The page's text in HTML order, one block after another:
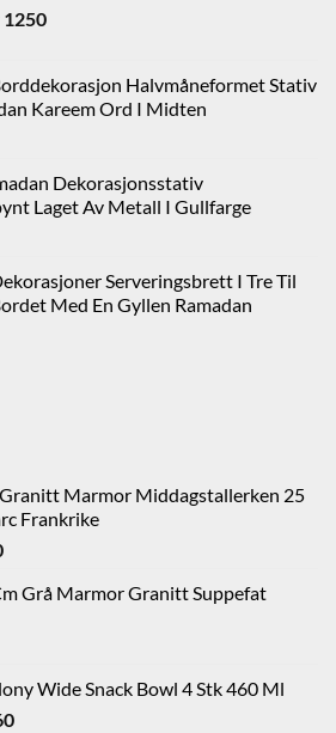
1250Nåværende
kr 1250.
Halvmåneformet Stativ
Kareem Ord I Midten
Dekorasjonsstativ
Laget Av Metall I Gullfarge
Serveringsbrett I Tre Til
Med En Gyllen Ramadan
Marmor Middagstallerken 25
Frankrike
Nåværende
er:Grå Marmor Granitt Suppefat
Wide Snack Bowl 4 Stk 460 Ml
Nåværende